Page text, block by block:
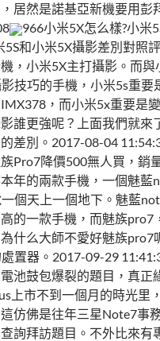
居然是諾基亞新機要用彭
966小米5X怎么樣?小米
5S和小米5X攝影差別對照
，小米5X主打攝影。而與
技巧的手機，小米5s重要
，而小米5x重要是
誰更強呢？上面我們就來
差別。2017-08-04
Pro7降價500無人買，銷
年的兩款手機，一個魅藍
個天上一個地下。魅藍
的一款手機，而魅族pro7
什么大師不愛好魅族pro7
置器。2017-09-29
池鼓包爆裂的題目，真正
上市不到一個月的時光里
仿佛是往年三星Note7事
詢拜訪題目。不外比來有